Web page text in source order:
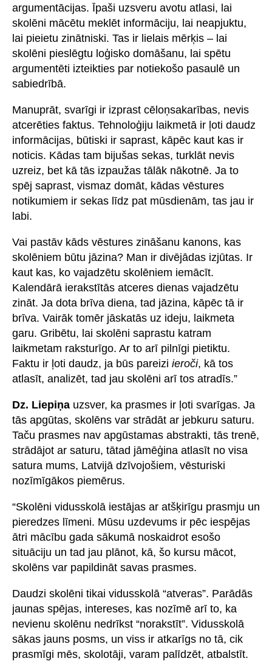
argumentācijas. Īpaši uzsveru avotu atlasi, lai
skolēni mācētu meklēt informāciju, lai neapjuktu,
lai pieietu zinātniski. Tas ir lielais mērķis – lai
skolēni pieslēgtu loģisko domāšanu, lai spētu
argumentēti izteikties par notiekošo pasaulē un
sabiedrībā.
Manuprāt, svarīgi ir izprast cēloņsakarības, nevis
atcerēties faktus. Tehnoloģiju laikmetā ir ļoti daudz
informācijas, būtiski ir saprast, kāpēc kaut kas ir
noticis. Kādas tam bijušas sekas, turklāt nevis
uzreiz, bet kā tās izpaužas tālāk nākotnē. Ja to
spēj saprast, vismaz domāt, kādas vēstures
notikumiem ir sekas līdz pat mūsdienām, tas jau ir
labi.
Vai pastāv kāds vēstures zināšanu kanons, kas
skolēniem būtu jāzina? Man ir divējādas izjūtas. Ir
kaut kas, ko vajadzētu skolēniem iemācīt.
Kalendārā ierakstītās atceres dienas vajadzētu
zināt. Ja dota brīva diena, tad jāzina, kāpēc tā ir
brīva. Vairāk tomēr jāskatās uz ideju, laikmeta
garu. Gribētu, lai skolēni saprastu katram
laikmetam raksturīgo. Ar to arī pilnīgi pietiktu.
Faktu ir ļoti daudz, ja būs pareizi ieroči, kā tos
atlasīt, analizēt, tad jau skolēni arī tos atradīs.”
Dz. Liepiņa uzsver, ka prasmes ir ļoti svarīgas. Ja
tās apgūtas, skolēns var strādāt ar jebkuru saturu.
Taču prasmes nav apgūstamas abstrakti, tās trenē,
strādājot ar saturu, tātad jāmēģina atlasīt no visa
satura mums, Latvijā dzīvojošiem, vēsturiski
nozīmīgākos piemērus.
“Skolēni vidusskolā iestājas ar atšķirīgu prasmju un
pieredzes līmeni. Mūsu uzdevums ir pēc iespējas
ātri mācību gada sākumā noskaidrot esošo
situāciju un tad jau plānot, kā, šo kursu mācot,
skolēns var papildināt savas prasmes.
Daudzi skolēni tikai vidusskolā “atveras”. Parādās
jaunas spējas, intereses, kas nozīmē arī to, ka
nevienu skolēnu nedrīkst “norakstīt”. Vidusskolā
sākas jauns posms, un viss ir atkarīgs no tā, cik
prasmīgi mēs, skolotāji, varam palīdzēt, atbalstīt.